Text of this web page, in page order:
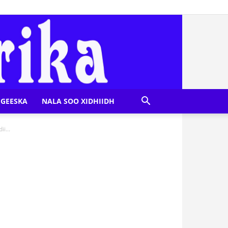
NALA SOO XIDHIIDH